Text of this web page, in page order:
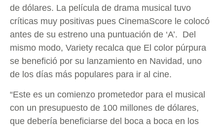
de dólares. La película de drama musical tuvo
críticas muy positivas pues CinemaScore le colocó
antes de su estreno una puntuación de ‘A’. Del
mismo modo, Variety recalca que El color púrpura
se benefició por su lanzamiento en Navidad, uno
de los días más populares para ir al cine.
“Este es un comienzo prometedor para el musical
con un presupuesto de 100 millones de dólares,
que debería beneficiarse del boca a boca en los